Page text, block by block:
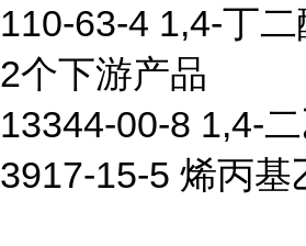
110-63-4 1,4-丁二
2个下游产品
13344-00-8 1,4-
3917-15-5 烯丙基